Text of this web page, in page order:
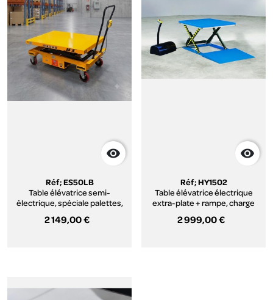

Réf; ES50LB
Table élévatrice semi-
électrique, spéciale palettes,
2 149,00 €

Réf; HY1502
Table élévatrice électrique
extra-plate + rampe, charge
mm)
2 999,00 €